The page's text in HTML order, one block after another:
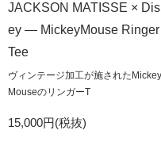
JACKSON MATISSE ×
ey — MickeyMouse Ringer
Tee
ヴィンテージ加工が施されたMickey
MouseのリンガーT
15,000円(税抜)